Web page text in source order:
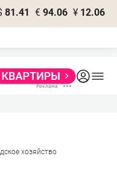
81.41 € 94.06 ¥ 12.06
хозяйство